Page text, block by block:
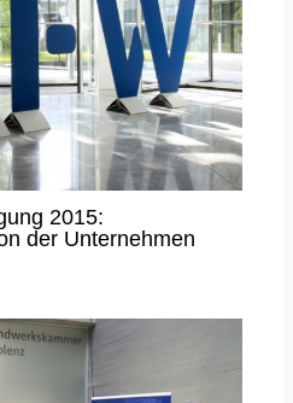
2015:
der Unternehmen